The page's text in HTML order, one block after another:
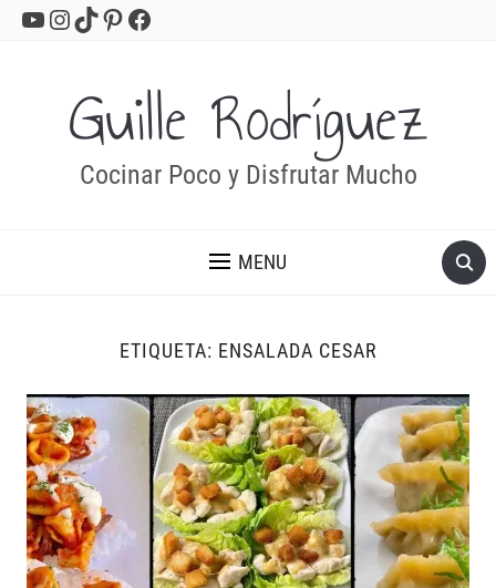
YouTube
Instagram
TikTok
Pinterest
Facebook
Guille Rodríguez
Cocinar Poco y Disfrutar Mucho
MENU
ETIQUETA: ENSALADA CESAR